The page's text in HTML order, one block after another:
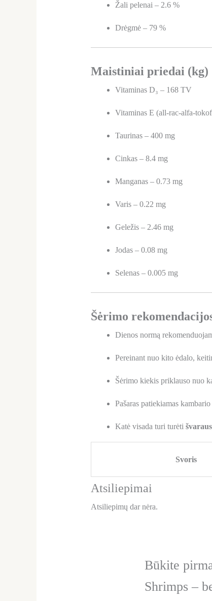
Žali pelenai – 2.6 %
Drėgmė – 79 %
Maistiniai priedai (kg)
Vitaminas D₃ – 168 TV
Vitaminas E (all-rac-alfa-
Taurinas – 400 mg
Cinkas – 8.4 mg
Manganas – 0.73 mg
Varis – 0.22 mg
Geležis – 2.46 mg
Jodas – 0.08 mg
Selenas – 0.005 mg
Šėrimo
Dienos normą
Pereinant nuo kito ėdalo,
Šėrimo kiekis priklauso nuo
Pašaras patiekiamas
Katė visada turi turėti
Svoris
Atsiliepimai
Atsiliepimų dar nėra.
Būkite
Shrimps –